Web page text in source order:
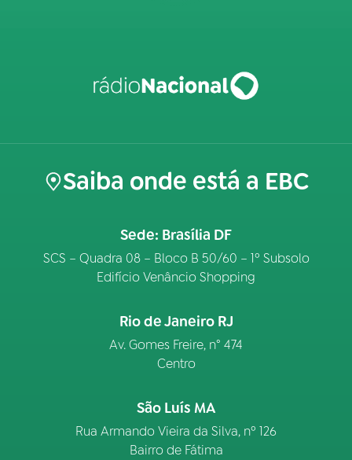
Saiba onde está a EBC
Sede: Brasília DF
SCS – Quadra 08 – Bloco B 50/60 – 1º Subsolo
Edifício Venâncio Shopping
Rio de Janeiro RJ
Av. Gomes Freire, n° 474
Centro
São Luís MA
Rua Armando Vieira da Silva, nº 126
Bairro de Fátima